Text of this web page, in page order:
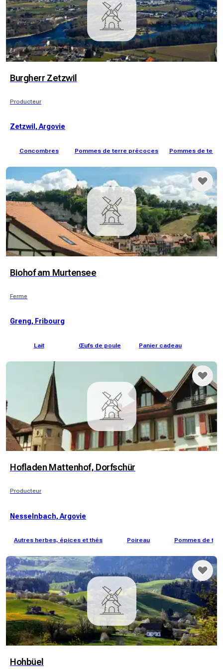
Burgherr Zetzwil
Producteur
Zetzwil, Argovie
Concombres Pommes de terre précoces Pommes de terre
Biohof am Murtensee
Ferme
Greng, Fribourg
Lait Œufs de poule Panier cadeau
Hofladen Mattenhof, Dorfschür
Producteur
Nesselnbach, Argovie
Autres herbes, épices et thés Poireau Pommes de
Hohbüel